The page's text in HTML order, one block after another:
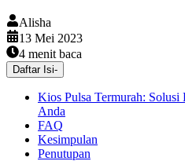
Alisha
13 Mei 2023
4 menit baca
Daftar Isi-
Kios Pulsa Termurah: Solusi
Anda
FAQ
Kesimpulan
Penutupan